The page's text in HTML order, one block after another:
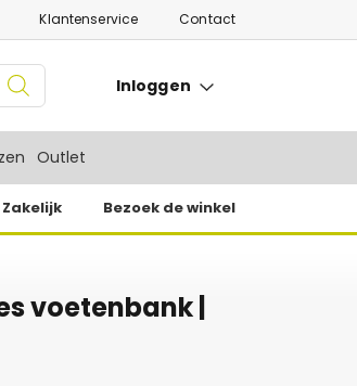
Klantenservice Contact
Inloggen
Outlet
Zakelijk Bezoek de winkel
voetenbank |